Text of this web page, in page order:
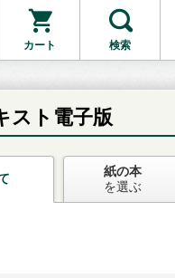
カート 検索
お支払いに進む
スト電子版
紙の本
を選ぶ